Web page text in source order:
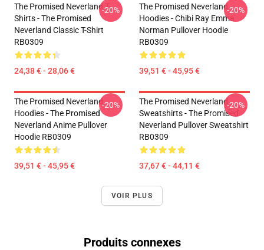
The Promised Neverland T-
Shirts - The Promised
Neverland Classic T-Shirt
RB0309
24,38 € - 28,06 €
-20%
The Promised Neverland
Hoodies - Chibi Ray Emma
Norman Pullover Hoodie
RB0309
39,51 € - 45,95 €
-20%
The Promised Neverland
Hoodies - The Promised
Neverland Anime Pullover
Hoodie RB0309
39,51 € - 45,95 €
-20%
The Promised Neverland
Sweatshirts - The Promised
Neverland Pullover Sweatshirt
RB0309
37,67 € - 44,11 €
-20%
VOIR PLUS
Produits connexes